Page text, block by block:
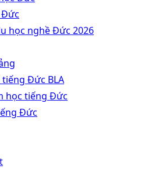
Đức
học nghề Đức 2026
Đức BLA
học tiếng Đức
Đức